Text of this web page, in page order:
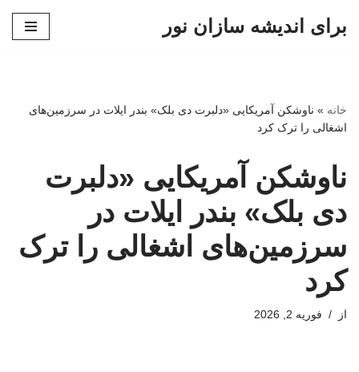
برای اندیشه سازان نور
خانه » ناوشکن آمریکایی «دلبرت دی بلک» بندر ایلات در سرزمین‌های
اشغالی را ترک کرد
ناوشکن آمریکایی «دلبرت
دی بلک» بندر ایلات در
سرزمین‌های اشغالی را ترک
کرد
از فوریه 2, 2026